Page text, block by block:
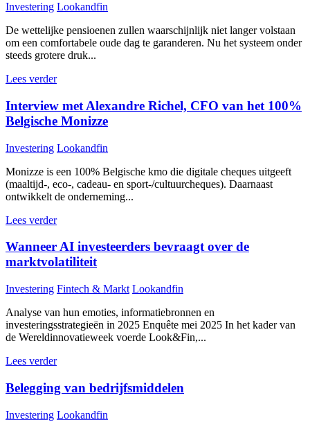
Investering Lookandfin
De wettelijke pensioenen zullen waarschijnlijk niet langer volstaan
om een comfortabele oude dag te garanderen. Nu het systeem onder
steeds grotere druk...
Lees verder
Interview met Alexandre Richel, CFO van het 100%
Belgische Monizze
Investering Lookandfin
Monizze is een 100% Belgische kmo die digitale cheques uitgeeft
(maaltijd-, eco-, cadeau- en sport-/cultuurcheques). Daarnaast
ontwikkelt de onderneming...
Lees verder
Wanneer AI investeerders bevraagt over de
marktvolatiliteit
Investering Fintech & Markt Lookandfin
Analyse van hun emoties, informatiebronnen en
investeringsstrategieën in 2025 Enquête mei 2025 In het kader van
de Wereldinnovatieweek voerde Look&Fin,...
Lees verder
Belegging van bedrijfsmiddelen
Investering Lookandfin